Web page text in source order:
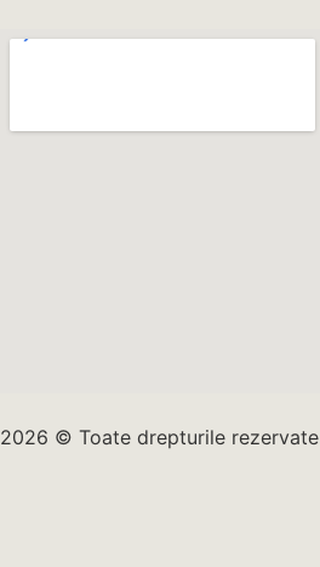
2026 © Toate drepturile rezervate